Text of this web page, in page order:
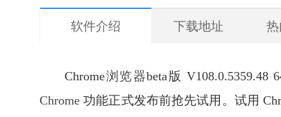
软件介绍 下载地址
Chrome浏览器beta版 V108.0.5359.48
Chrome 功能正式发布前抢先试用。试用